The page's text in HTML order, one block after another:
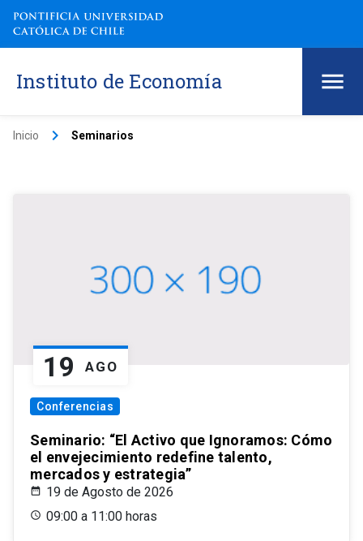
Instituto de Economía
Inicio keyboard_arrow_right Seminarios
19 AGO
Conferencias
Seminario: “El Activo que Ignoramos: Cómo
el envejecimiento redefine talento,
mercados y estrategia”
19 de Agosto de 2026
09:00 a 11:00 horas